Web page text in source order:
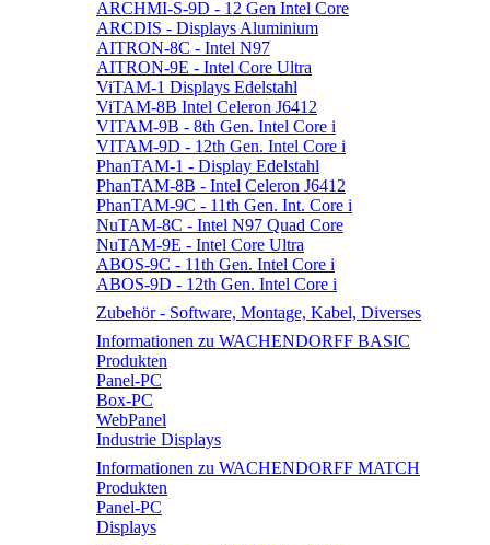
ARCHMI-S-9D - 12 Gen Intel Core
ARCDIS - Displays Aluminium
AITRON-8C - Intel N97
AITRON-9E - Intel Core Ultra
ViTAM-1 Displays Edelstahl
ViTAM-8B Intel Celeron J6412
VITAM-9B - 8th Gen. Intel Core i
VITAM-9D - 12th Gen. Intel Core i
PhanTAM-1 - Display Edelstahl
PhanTAM-8B - Intel Celeron J6412
PhanTAM-9C - 11th Gen. Int. Core i
NuTAM-8C - Intel N97 Quad Core
NuTAM-9E - Intel Core Ultra
ABOS-9C - 11th Gen. Intel Core i
ABOS-9D - 12th Gen. Intel Core i
Zubehör - Software, Montage, Kabel, Diverses
Informationen zu WACHENDORFF BASIC
Produkten
Panel-PC
Box-PC
WebPanel
Industrie Displays
Informationen zu WACHENDORFF MATCH
Produkten
Panel-PC
Displays